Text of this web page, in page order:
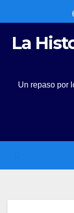
to
contentLa
Un repaso por